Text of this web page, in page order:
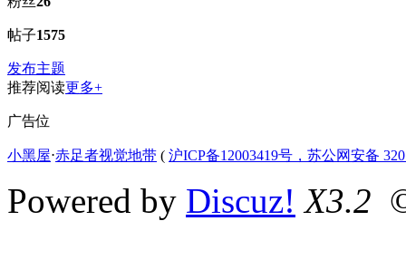
帖子1575
发布主题
推荐阅读更多+
广告位
小黑屋⋅赤足者视觉地带 ( 沪ICP备12003419号，苏公网安备
Powered by Discuz! X3.2